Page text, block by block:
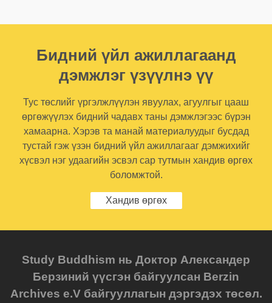
Бидний үйл ажиллагаанд
дэмжлэг үзүүлнэ үү
Тус төслийг үргэлжлүүлэн явуулах, агуулгыг цааш
өргөжүүлэх бидний чадавх таны дэмжлэгээс бүрэн
хамаарна. Хэрэв та манай материалуудыг бусдад
тустай гэж үзэн бидний үйл ажиллагааг дэмжихийг
хүсвэл нэг удаагийн эсвэл сар тутмын хандив өргөх
боломжтой.
Хандив өргөх
Study Buddhism нь Доктор Александер
Берзиний үүсгэн байгуулсан Berzin
Archives e.V байгууллагын дэргэдэх төсөл.